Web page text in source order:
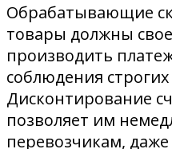
Обрабатывающие
товары должны
производить
соблюдения
Дисконтирование
позволяет им
перевозчикам, даже